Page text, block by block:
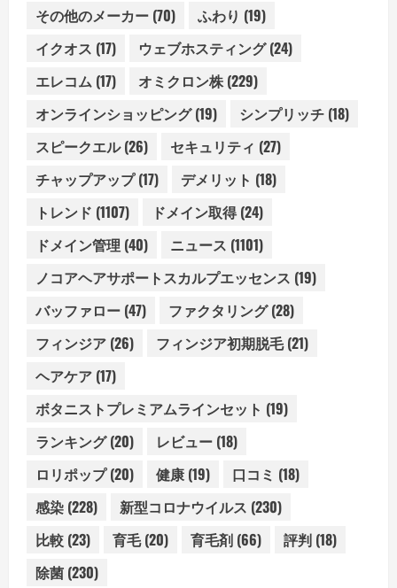
その他のメーカー (70) ふわり (19)
イクオス (17) ウェブホスティング(24)
エレコム (17) オミクロン株(229)
オンラインショッピング(19) シンプリッチ (18)
スピークエル(26) セキュリティ (27)
チャップアップ(17) デメリット (18)
トレンド (1107) ドメイン取得(24)
ドメイン管理 (40) ニュース (1101)
ノコアヘアサポートスカルプエッセンス (19)
バッファロー (47) ファクタリング(28)
フィンジア (26) フィンジア初期脱毛(21)
ヘアケア (17)
ボタニストプレミアムラインセット (19)
ランキング(20) レビュー (18)
ロリポップ(20) 健康 (19) 口コミ (18)
感染 (228) 新型コロナウイルス (230)
比較 (23) 育毛(20) 育毛剤 (66) 評判 (18)
除菌 (230)